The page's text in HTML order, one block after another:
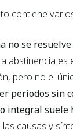
contiene
no se
abstinencia es
pero no el
periodos sin
integral suele
causas y